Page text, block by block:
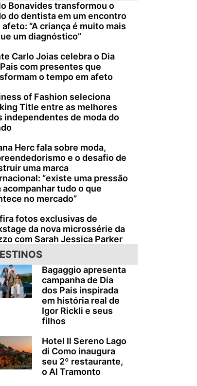
Bonavides transformou o
do dentista em um encontro
afeto: “A criança é muito mais
um diagnóstico”
Carlo Joias celebra o Dia
com presentes que
o tempo em afeto
of Fashion seleciona
Title entre as melhores
independentes de moda do
Herc fala sobre moda,
e o desafio de
uma marca
“existe uma pressão
acompanhar tudo o que
no mercado”
fotos exclusivas de
da nova microssérie da
com Sarah Jessica Parker
Bagaggio apresenta
campanha de Dia
dos Pais inspirada
em história real de
Igor Rickli e seus
filhos
Hotel Il Sereno Lago
di Como inaugura
seu 2º restaurante,
o Al Tramonto